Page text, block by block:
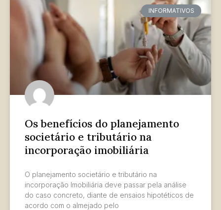
INFORMATIVOS
Os benefícios do planejamento
societário e tributário na
incorporação imobiliária
O planejamento societário e tributário na
incorporação Imobiliária deve passar pela análise
do caso concreto, diante de ensaios hipotéticos de
acordo com o almejado pelo